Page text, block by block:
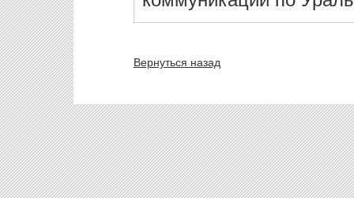
Вернуться назад